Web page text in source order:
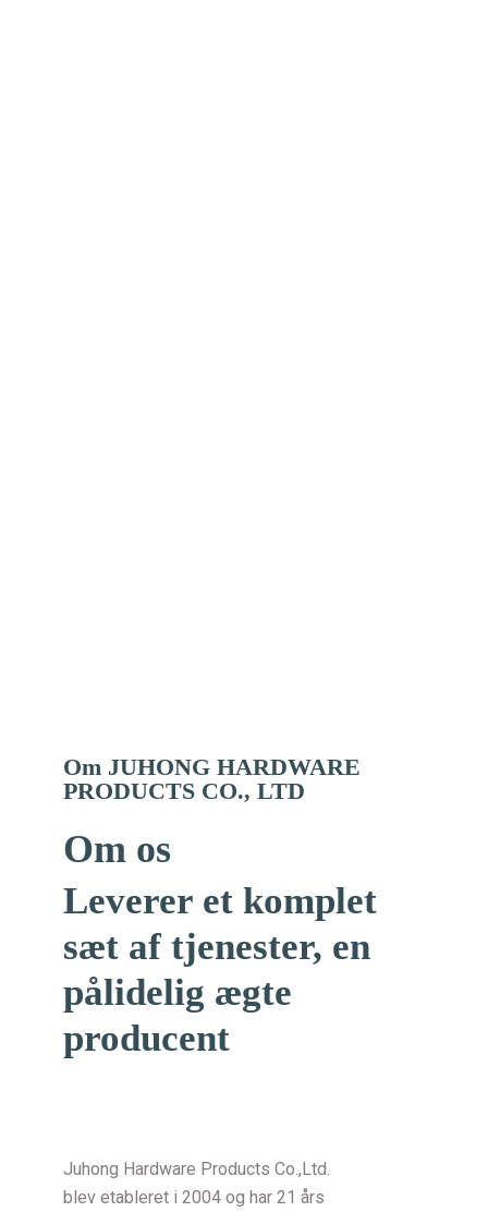
Om JUHONG HARDWARE
PRODUCTS CO., LTD
Om os
Leverer et komplet
sæt af tjenester, en
pålidelig ægte
producent
Juhong Hardware Products Co.,Ltd.
blev etableret i 2004 og har 21 års